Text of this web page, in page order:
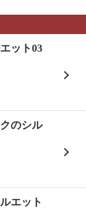
ット03
のシル
エット